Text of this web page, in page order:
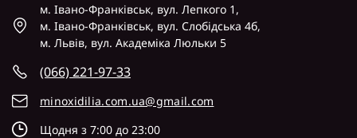
м. Івано-Франківськ, вул. Лепкого 1,
м. Івано-Франківськ, вул. Слобідська 4б,
м. Львів, вул. Академіка Люльки 5
(066) 221-97-33
minoxidilia.com.ua@gmail.com
Щодня з 7:00 до 23:00